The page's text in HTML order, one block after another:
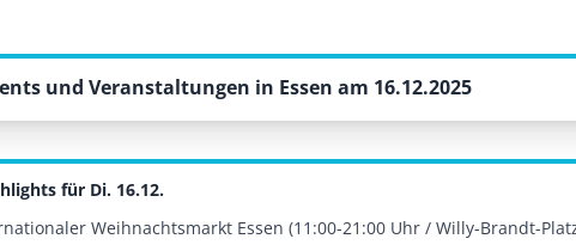
und Veranstaltungen in Essen am 16.12.2025
für Di. 16.12.
Weihnachtsmarkt Essen (11:00-21:00 Uhr / Willy-Brandt-